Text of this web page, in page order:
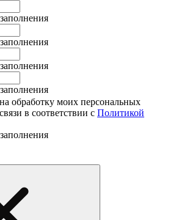
обработку моих персональных
в соответствии с Политикой